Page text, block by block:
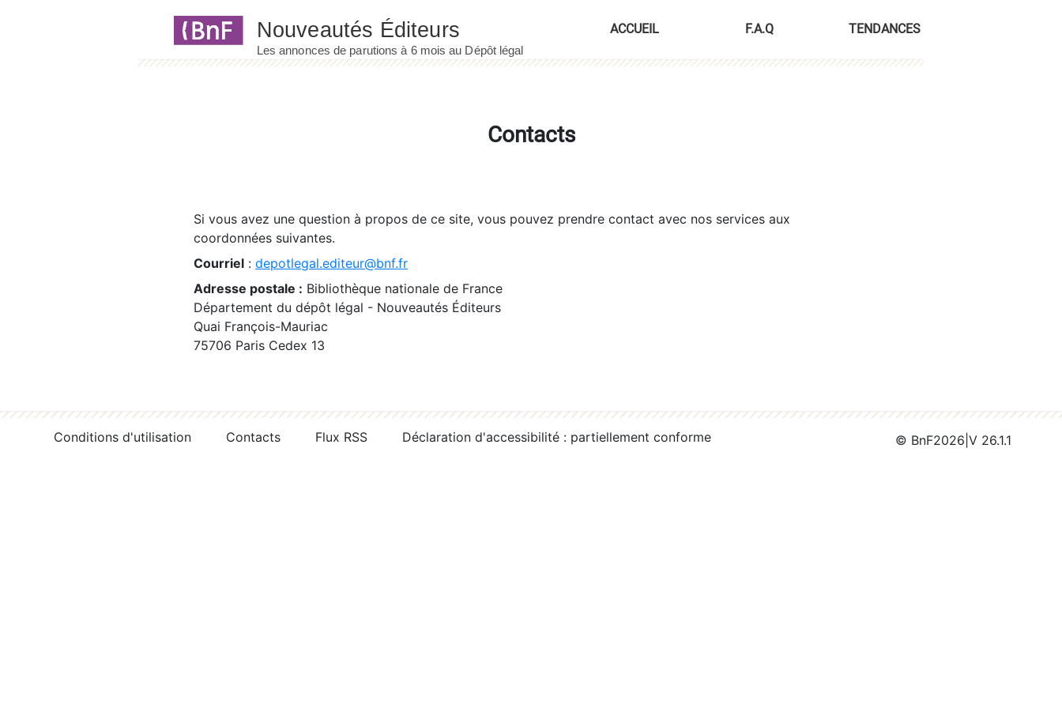
ACCUEIL F.A.Q TENDANCES
Contacts
Si vous avez une question à propos de ce site, vous pouvez prendre contact avec nos services aux
coordonnées suivantes.
Courriel : depotlegal.editeur@bnf.fr
Adresse postale : Bibliothèque nationale de France
Département du dépôt légal - Nouveautés Éditeurs
Quai François-Mauriac
75706 Paris Cedex 13
Conditions d'utilisation Contacts Flux RSS Déclaration d'accessibilité : partiellement conforme © BnF2026 V 26.1.1